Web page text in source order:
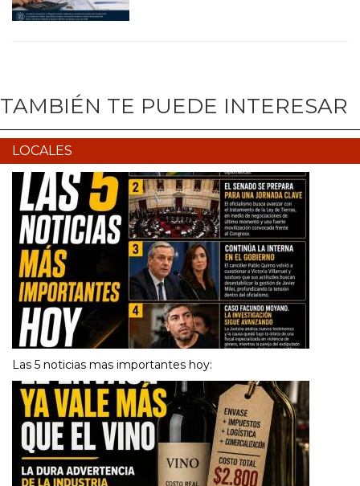
TAMBIÉN TE PUEDE INTERESAR
LOCALES
Las 5 noticias mas importantes hoy: